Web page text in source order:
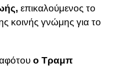
επικαλούμενος το
κοινής γνώμης για το
ο Τραμπ